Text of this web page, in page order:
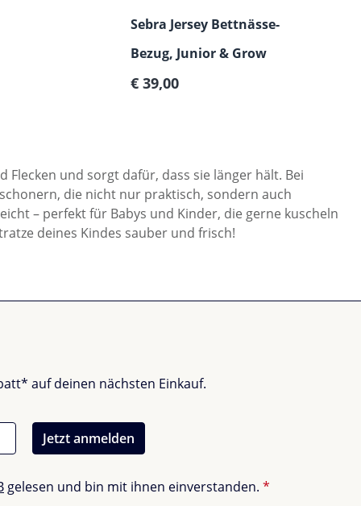
Sebra Jersey Bettnässe-
Bezug, Junior & Grow
Regulärer Preis:
€ 39,00
und sorgt dafür, dass sie länger hält. Bei
die nicht nur praktisch, sondern auch
– perfekt für Babys und Kinder, die gerne kuscheln
deines Kindes sauber und frisch!
auf deinen nächsten Einkauf.
Jetzt anmelden
gelesen und bin mit ihnen einverstanden.*